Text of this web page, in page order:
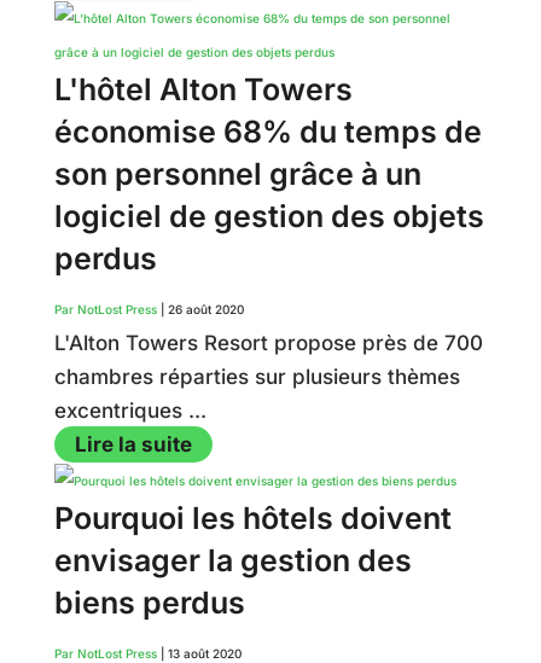
L'hôtel Alton Towers
économise 68% du temps de
son personnel grâce à un
logiciel de gestion des objets
perdus
Par NotLost Press| 26 août 2020
L'Alton Towers Resort propose près de 700
chambres réparties sur plusieurs thèmes
excentriques ...
Lire la suite
Pourquoi les hôtels doivent
envisager la gestion des
biens perdus
Par NotLost Press| 13 août 2020